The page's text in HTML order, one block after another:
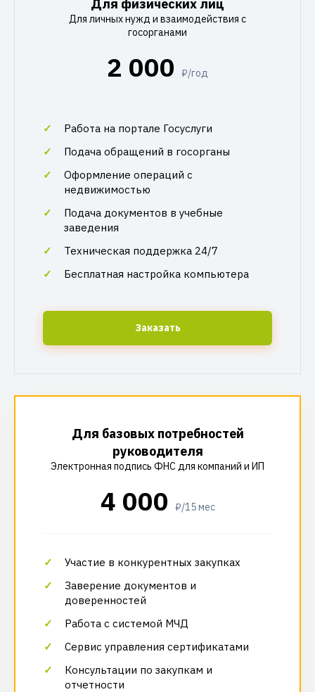
Для физических лиц
Для личных нужд и взаимодействия с
госорганами
2 000 ₽/год
Работа на портале Госуслуги
Подача обращений в госорганы
Оформление операций с
недвижимостью
Подача документов в учебные
заведения
Техническая поддержка 24/7
Бесплатная настройка компьютера
Заказать
Для базовых потребностей
руководителя
Электронная подпись ФНС для компаний и ИП
4 000 ₽/15 мес
Участие в конкурентных закупках
Заверение документов и
доверенностей
Работа с системой МЧД
Сервис управления сертификатами
Консультации по закупкам и
отчетности